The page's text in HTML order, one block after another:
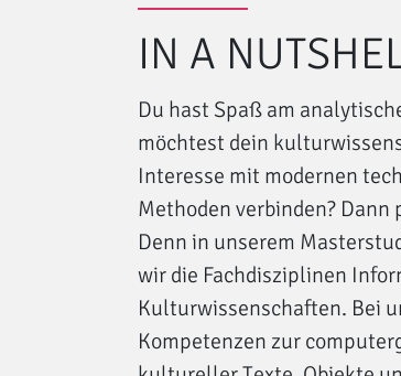
IN A
Du hast Spaß am
möchtest dein
Interesse mit modernen
Methoden verbinden? Dann
Denn in unserem
wir die Fachdisziplinen
Kulturwissenschaften. Bei
Kompetenzen zur